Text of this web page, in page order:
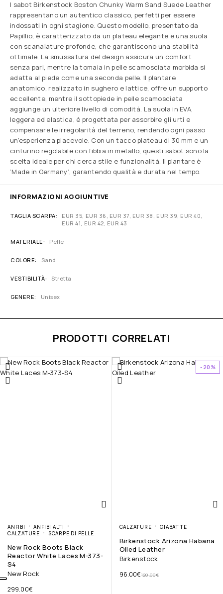
I sabot Birkenstock Boston Chunky Warm Sand Suede Leather
rappresentano un autentico classico, perfetti per essere
indossati in ogni stagione. Questo modello, presentato da
Papillio, è caratterizzato da un plateau elegante e una suola
con scanalature profonde, che garantiscono una stabilità
ottimale. La smussatura del design assicura un comfort
senza pari, mentre la tomaia in pelle scamosciata morbida si
adatta al piede come una seconda pelle. Il plantare
anatomico, realizzato in sughero e lattice, offre un supporto
eccellente, mentre il sottopiede in pelle scamosciata
aggiunge un ulteriore livello di comodità. La suola in EVA,
leggera ed elastica, è progettata per assorbire gli urti e
compensare le irregolarità del terreno, rendendo ogni passo
un’esperienza piacevole. Con un tacco plateau di 30 mm e un
cinturino regolabile con fibbia in metallo, questi sabot sono la
scelta ideale per chi cerca stile e funzionalità. Il plantare è
‘Made in Germany’, garantendo qualità e durata nel tempo.
INFORMAZIONI AGGIUNTIVE
TAGLIA SCARPA
EUR 35, EUR 36, EUR 37, EUR 38, EUR 39, EUR 40,
EUR 41, EUR 42, EUR 43
MATERIALE Pelle
COLORE Sand
VESTIBILITÀ Stretta
GENERE Unisex
PRODOTTI CORRELATI
ANFIBI
ANFIBI ALTI
CALZATURE
SCARPE DI PELLE
New Rock Boots Black
Reactor White Laces M-373-
S4
New Rock
299.00€
-20%
CALZATURE CIABATTE
Birkenstock Arizona Habana
Oiled Leather
Birkenstock
120.00€
96.00€